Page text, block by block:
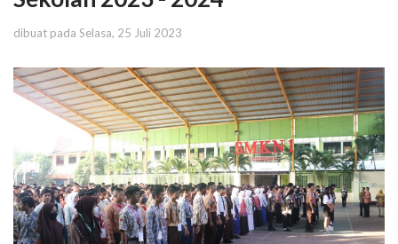
dibuat pada Selasa, 25 Juli 2023